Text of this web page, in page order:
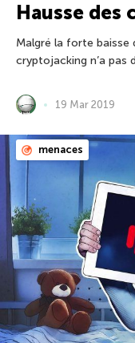
Hausse des
Malgré la forte baisse
cryptojacking n’a pas
19 Mar 2019
menaces